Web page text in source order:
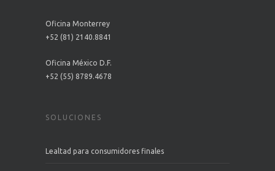
Oficina Monterrey
+52 (81) 2140.8841
Oficina México D.F.
+52 (55) 8789.4678
SOLUCIONES
Lealtad para consumidores finales